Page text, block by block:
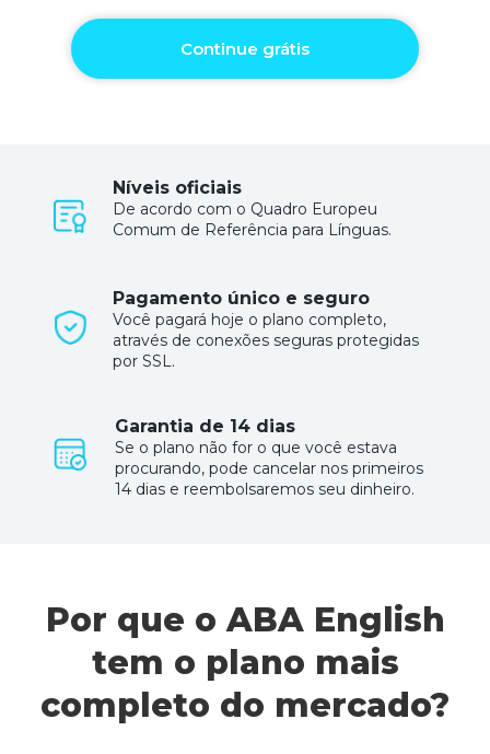
Continue grátis
Níveis oficiais
De acordo com o Quadro Europeu
Comum de Referência para Línguas.
Pagamento único e seguro
Você pagará hoje o plano completo,
através de conexões seguras protegidas
por SSL.
Garantia de 14 dias
Se o plano não for o que você estava
procurando, pode cancelar nos primeiros
14 dias e reembolsaremos seu dinheiro.
Por que o ABA English
tem o plano mais
completo do mercado?